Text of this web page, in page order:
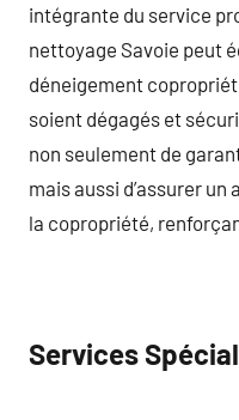
intégrante du service
nettoyage Savoie peut
déneigement
soient dégagés et
non seulement de
mais aussi d’assurer
la copropriété,
Services